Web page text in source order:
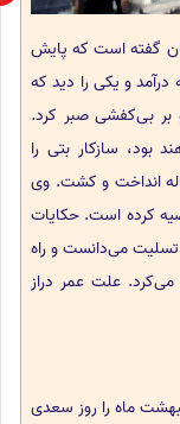
گفته‌ است که پایش
و یکی را دید که
بی‌کفشی صبر کرد.
بود، سازکار بتی را
انداخت و کشت. وی
کرده‌ است. حکایات
می‌دانست و راه
علت عمر دراز
سال 1381 روز اول اردیبهشت ماه را روز سعدی